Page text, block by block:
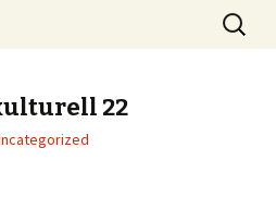
kann man machenSuchen
nach:
22